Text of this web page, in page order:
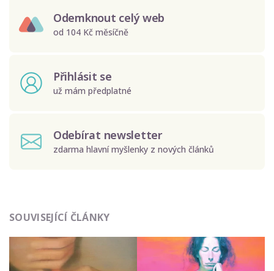
Odemknout celý web
od 104 Kč měsíčně
Přihlásit se
už mám předplatné
Odebírat newsletter
zdarma hlavní myšlenky z nových článků
údajů.
SOUVISEJÍCÍ ČLÁNKY